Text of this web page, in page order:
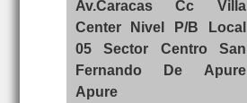
Av.Caracas Cc Villa
Center Nivel P/B Local
05 Sector Centro San
Fernando De Apure
Apure